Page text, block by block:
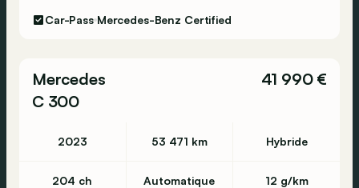
Car-Pass Mercedes-Benz Certified
Mercedes
C 300
41 990 €
2023 53 471 km Hybride
204 ch Automatique 12 g/km